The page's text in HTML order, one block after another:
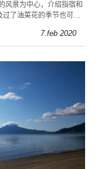
风景为中心，介绍指宿和
了油菜花的季节也可欣
7.feb 2020